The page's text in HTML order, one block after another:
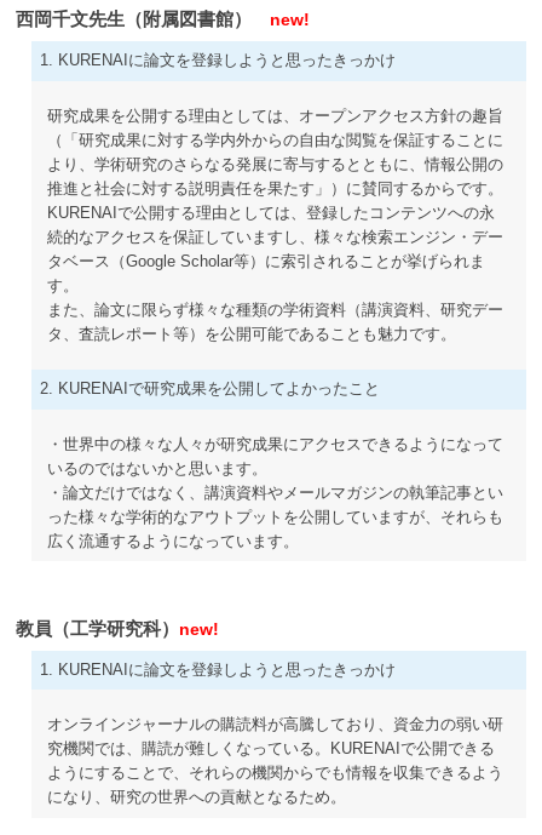
西岡千文先生（附属図書館） new!
1. KURENAIに論文を登録しようと思ったきっかけ
研究成果を公開する理由としては、オープンアクセス方針の趣旨
（「研究成果に対する学内外からの自由な閲覧を保証することに
より、学術研究のさらなる発展に寄与するとともに、情報公開の
推進と社会に対する説明責任を果たす」）に賛同するからです。
KURENAIで公開する理由としては、登録したコンテンツへの永
続的なアクセスを保証していますし、様々な検索エンジン・デー
タベース（Google Scholar等）に索引されることが挙げられま
す。
また、論文に限らず様々な種類の学術資料（講演資料、研究デー
タ、査読レポート等）を公開可能であることも魅力です。
2. KURENAIで研究成果を公開してよかったこと
・世界中の様々な人々が研究成果にアクセスできるようになって
いるのではないかと思います。
・論文だけではなく、講演資料やメールマガジンの執筆記事とい
った様々な学術的なアウトプットを公開していますが、それらも
広く流通するようになっています。
教員（工学研究科） new!
1. KURENAIに論文を登録しようと思ったきっかけ
オンラインジャーナルの購読料が高騰しており、資金力の弱い研
究機関では、購読が難しくなっている。KURENAIで公開できる
ようにすることで、それらの機関からでも情報を収集できるよう
になり、研究の世界への貢献となるため。